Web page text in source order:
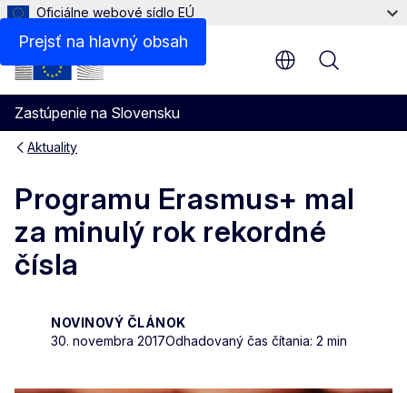
Prejsť na hlavný obsah
Oficiálne webové sídlo EÚ
Zastúpenie na Slovensku
Menu
Aktuality
Programu Erasmus+ mal
za minulý rok rekordné
čísla
NOVINOVÝ ČLÁNOK
30. novembra 2017Odhadovaný čas čítania: 2 min